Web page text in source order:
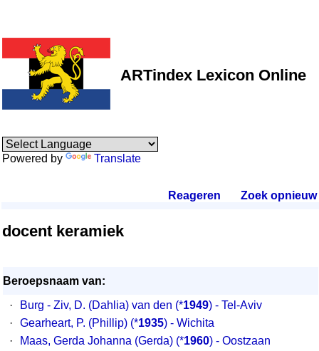
ARTindex Lexicon Online
Powered by Translate
Reageren Zoek opnieuw.
docent keramiek
Beroepsnaam van:
·
Burg - Ziv, D. (Dahlia) van den (*1949) - Tel-Aviv
·
Gearheart, P. (Phillip) (*1935) - Wichita
·
Maas, Gerda Johanna (Gerda) (*1960) - Oostzaan